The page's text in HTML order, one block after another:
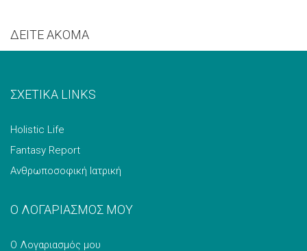
ΔΕΙΤΕ ΑΚΟΜΑ
ΣΧΕΤΙΚΑ LINKS
Holistic Life
Fantasy Report
Ανθρωποσοφική Ιατρική
Ο ΛΟΓΑΡΙΑΣΜΟΣ ΜΟΥ
Ο Λογαριασμός μου